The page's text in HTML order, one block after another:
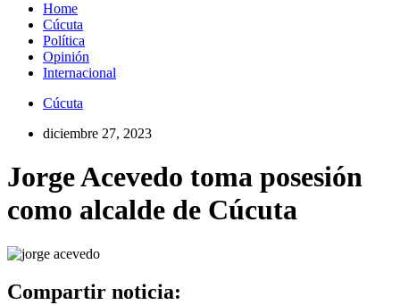
Home
Cúcuta
Política
Opinión
Internacional
Cúcuta
diciembre 27, 2023
Jorge Acevedo toma posesión
como alcalde de Cúcuta
Compartir noticia: